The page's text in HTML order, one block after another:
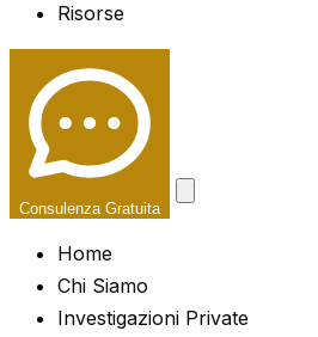
Risorse
Consulenza Gratuita
Home
Chi Siamo
Investigazioni Private